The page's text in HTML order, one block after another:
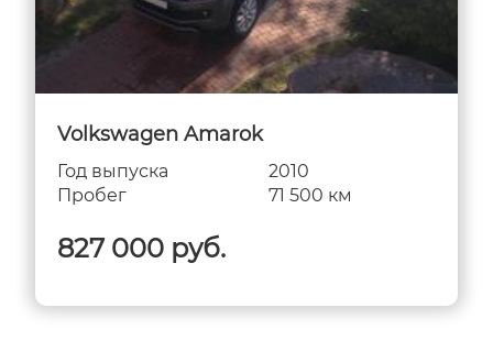
Volkswagen Amarok
Год выпуска
2010
Пробег
71 500 км
827 000 руб.